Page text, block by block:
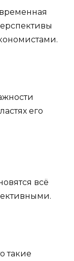
его
всё
такие